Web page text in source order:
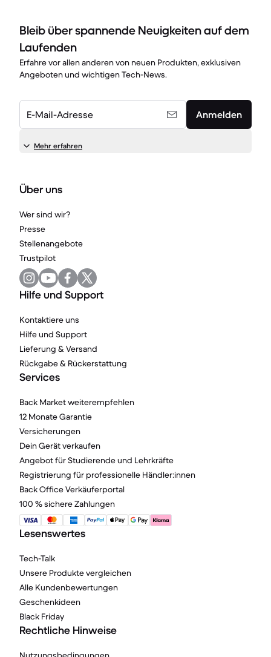
Bleib über spannende Neuigkeiten auf dem
Laufenden
Erfahre vor allen anderen von neuen Produkten, exklusiven
Angeboten und wichtigen Tech-News.
E-Mail-Adresse Anmelden
Mehr erfahren
Über uns
Wer sind wir?
Presse
Stellenangebote
Trustpilot
Hilfe und Support
Kontaktiere uns
Hilfe und Support
Lieferung & Versand
Rückgabe & Rückerstattung
Services
Back Market weiterempfehlen
12 Monate Garantie
Versicherungen
Dein Gerät verkaufen
Angebot für Studierende und Lehrkräfte
Registrierung für professionelle Händler:innen
Back Office Verkäuferportal
100 % sichere Zahlungen
Lesenswertes
Tech-Talk
Unsere Produkte vergleichen
Alle Kundenbewertungen
Geschenkideen
Black Friday
Rechtliche Hinweise